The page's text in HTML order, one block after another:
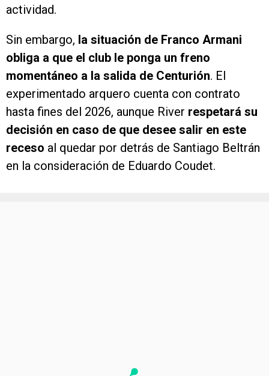
actividad.
Sin embargo, la situación de Franco Armani
obliga a que el club le ponga un freno
momentáneo a la salida de Centurión. El
experimentado arquero cuenta con contrato
hasta fines del 2026, aunque River respetará su
decisión en caso de que desee salir en este
receso al quedar por detrás de Santiago Beltrán
en la consideración de Eduardo Coudet.